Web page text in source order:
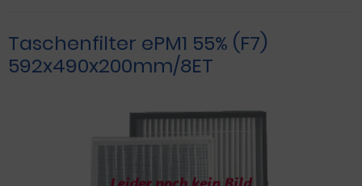
Taschenfilter ePM1 55% (F7)
592x490x200mm/8ET